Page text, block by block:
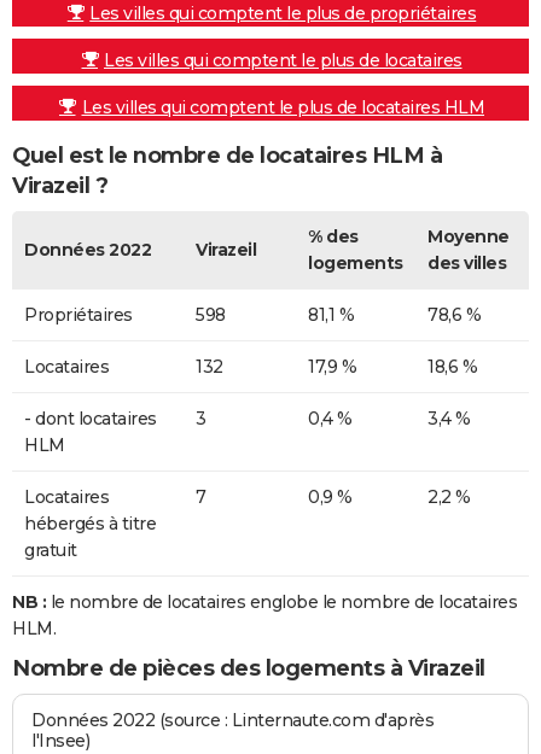
Les villes qui comptent le plus de propriétaires
Les villes qui comptent le plus de locataires
Les villes qui comptent le plus de locataires HLM
Quel est le nombre de locataires HLM à
Virazeil ?
Données 2022 Virazeil
% des
logements
Moyenne
des villes
Propriétaires 598 81,1 % 78,6 %
Locataires 132 17,9 % 18,6 %
- dont locataires
HLM
3 0,4 % 3,4 %
Locataires
hébergés à titre
gratuit
7 0,9 % 2,2 %
NB : le nombre de locataires englobe le nombre de locataires
HLM.
Nombre de pièces des logements à Virazeil
Données 2022 (source : Linternaute.com d'après
l'Insee)